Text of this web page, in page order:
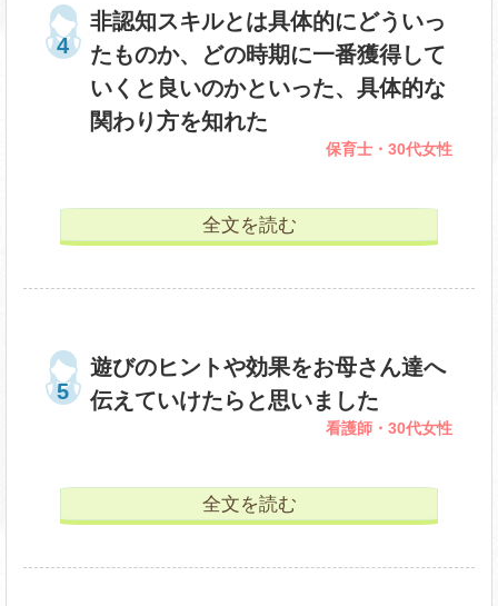
非認知スキルとは具体的にどういっ
たものか、どの時期に一番獲得して
いくと良いのかといった、具体的な
関わり方を知れた
保育士・30代女性
全文を読む
遊びのヒントや効果をお母さん達へ
伝えていけたらと思いました
看護師・30代女性
全文を読む